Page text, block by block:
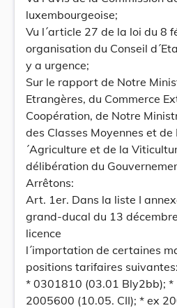
luxembourgeoise;
Vu l´article 27 de la loi du 8
organisation du Conseil
y a urgence;
Sur le rapport de Notre
Etrangères, du Commerce
Coopération, de Notre
des Classes Moyennes et
´Agriculture et de la
délibération du
Arrêtons:
Art. 1er. Dans la liste I
grand-ducal du 13
licence
l´importation de certaines
positions tarifaires suivantes:
* 0301810 (03.01 Bly2bb);
2005600 (10.05. CII); * ex